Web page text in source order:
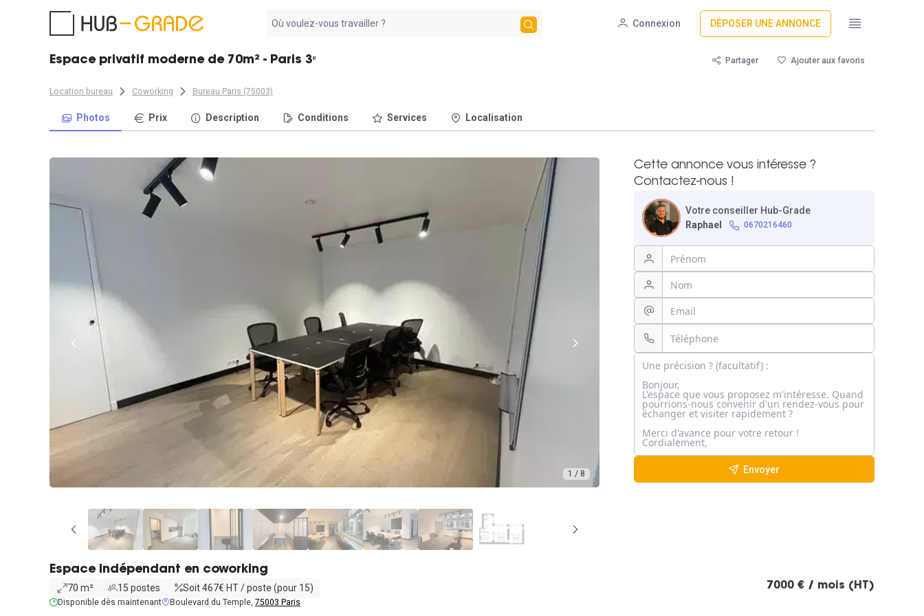
résultat
Connexion DÉPOSER UNE ANNONCE
Espace privatif moderne de 70m² - Paris 3ᵉ Partager Ajouter aux favoris
Location bureau Coworking Bureau Paris (75003)
Photos Prix Description Conditions Services Localisation
1 / 8
Cette annonce vous intéresse ?
Contactez-nous !
Votre conseiller Hub-Grade
Raphael
0670216460
Envoyer
Espace indépendant en coworking
70 m² 15 postes Soit 467€ HT / poste (pour 15)
Disponible dès maintenant Boulevard du Temple, 75003 Paris
7000 € / mois (HT)